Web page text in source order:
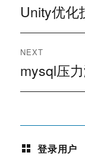
章
导
航
Previous
Unity优化
NEXT
Next
post:
mysql压
登录用户